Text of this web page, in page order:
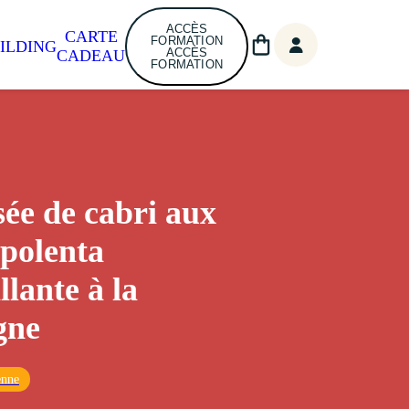
CARTE
CADEAU
ACCÈS
FORMATION
ACCÈS
FORMATION
de cabri aux
à la